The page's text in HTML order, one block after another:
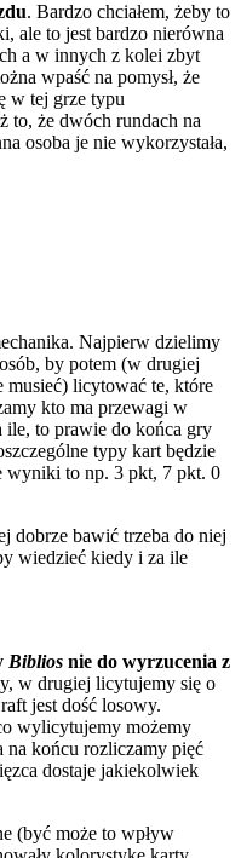
. Bardzo chciałem, żeby to
ale to jest bardzo nierówna
a w innych z kolei zbyt
wpaść na pomysł, że
w tej grze typu
to, że dwóch rundach na
osoba je nie wykorzystała,
Najpierw dzielimy
by potem (w drugiej
musieć) licytować te, które
kto ma przewagi w
to prawie do końca gry
typy kart będzie
wyniki to np. 3 pkt, 7 pkt. 0
dobrze bawić trzeba do niej
wiedzieć kiedy i za ile
Biblios nie do wyrzucenia z
w drugiej licytujemy się o
jest dość losowy.
wylicytujemy możemy
końcu rozliczamy pięć
dostaje jakiekolwiek
(być może to wpływ